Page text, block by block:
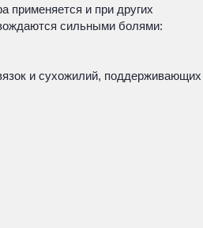
применяется и при других
сильными болями:
и сухожилий, поддерживающих